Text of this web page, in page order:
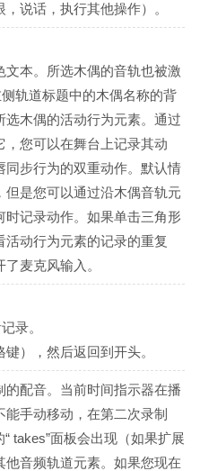
说话，执行其他操作）。
本。所选木偶的音轨也被激
轨道标题中的木偶名称的背
木偶的活动行为元素。通过
您可以在舞台上记录其动
步行为的双重动作。默认情
是您可以通过沿木偶音轨元
记录动作。如果单击三角形
活动行为元素的记录的重复
麦克风输入。
录。
），然后返回到开头。
配音。当前时间指示器在播
手动移动，在第二次录制
“ takes”面板会出现（如果扩展
音频轨道元素。如果您现在